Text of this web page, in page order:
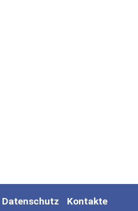
Datenschutz
Kontakte